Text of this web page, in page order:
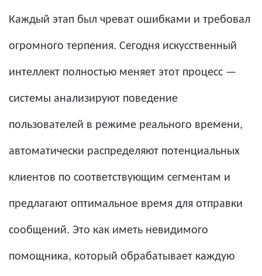
Каждый этап был чреват ошибками и требовал
огромного терпения. Сегодня искусственный
интеллект полностью меняет этот процесс —
системы анализируют поведение
пользователей в режиме реального времени,
автоматически распределяют потенциальных
клиентов по соответствующим сегментам и
предлагают оптимальное время для отправки
сообщений. Это как иметь невидимого
помощника, который обрабатывает каждую